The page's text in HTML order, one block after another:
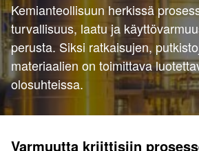
Kemianteollisuun herkissä
turvallisuus, laatu ja
perusta. Siksi ratkaisujen,
materiaalien on toimittava
olosuhteissa.
Varmuutta kriittisiin